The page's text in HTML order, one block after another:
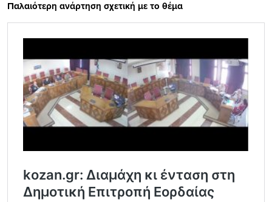
Παλαιότερη ανάρτηση σχετική με το θέμα